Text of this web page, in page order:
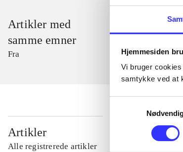
Hjemmesiden
Vi bruger
samtykke ved at
Artikler med
samme emner
Fra
Artikler
Alle registrerede artikler
...